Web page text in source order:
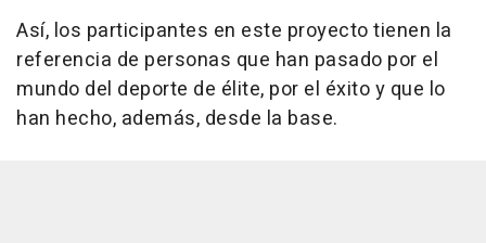
Así, los participantes en este proyecto tienen la
referencia de personas que han pasado por el
mundo del deporte de élite, por el éxito y que lo
han hecho, además, desde la base.